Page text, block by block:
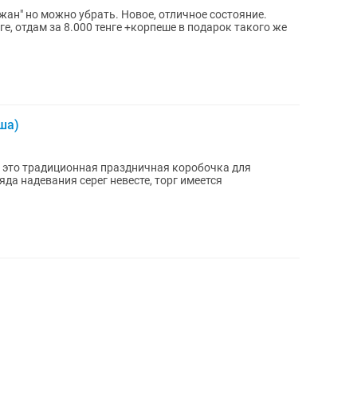
но можно убрать. Новое, отличное состояние.
отдам за 8.000 тенге +корпеше в подарок такого же
традиционная праздничная коробочка для
надевания серег невесте, торг имеется